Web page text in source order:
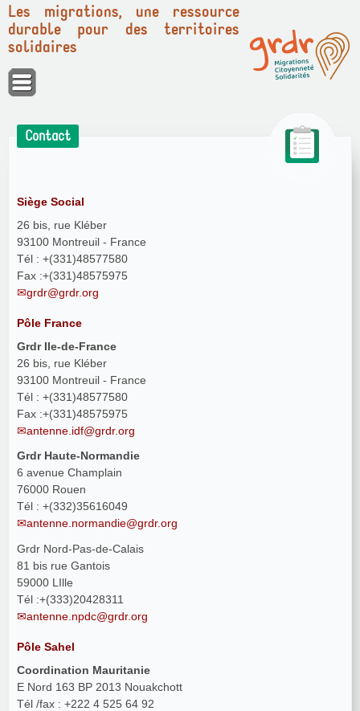
Panneau de gestion des cookies
Les migrations, une ressource
durable pour des territoires
solidaires
Contact
Siège Social
26 bis, rue Kléber
93100 Montreuil - France
Tél : +(331)48577580
Fax :+(331)48575975
grdr@grdr.org
Pôle France
Grdr Ile-de-France
26 bis, rue Kléber
93100 Montreuil - France
Tél : +(331)48577580
Fax :+(331)48575975
antenne.idf@grdr.org
Grdr Haute-Normandie
6 avenue Champlain
76000 Rouen
Tél : +(332)35616049
antenne.normandie@grdr.org
Grdr Nord-Pas-de-Calais
81 bis rue Gantois
59000 LIlle
Tél :+(333)20428311
antenne.npdc@grdr.org
Pôle Sahel
Coordination Mauritanie
E Nord 163 BP 2013 Nouakchott
Tél /fax : +222 4 525 64 92